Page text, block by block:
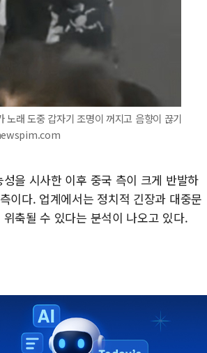
래 도중 갑자기 조명이 꺼지고 음향이 끊기
을 시사한 이후 중국 측이 크게 반발하
이다. 업계에서는 정치적 긴장과 대중문
축될 수 있다는 분석이 나오고 있다.